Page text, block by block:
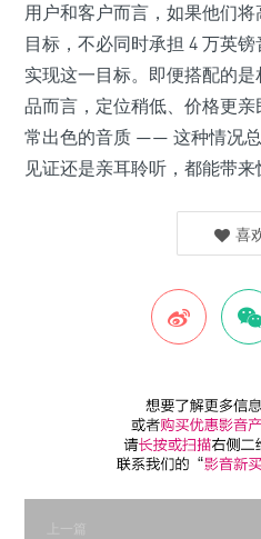
用户和客户而言，如果他们
目标，不必同时承担 4 万英
实现这一目标。即便搭配的
品而言，定位稍低、价格更
常出色的音质 —— 这种情况
见证还是亲耳聆听，都能带来
喜
上一篇